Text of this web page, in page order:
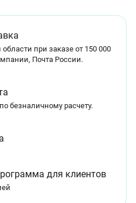
при заказе от 150 000
Почта России.
безналичному расчету.
для клиентов